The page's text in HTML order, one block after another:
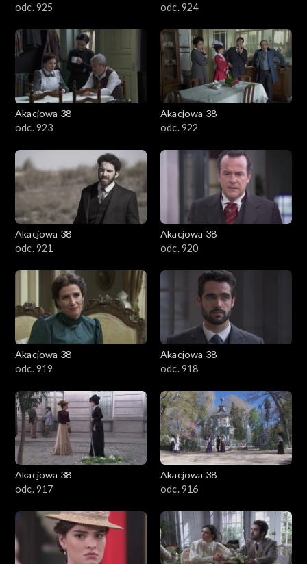
odc. 925
odc. 924
Akacjowa 38
odc. 923
Akacjowa 38
odc. 922
Akacjowa 38
odc. 921
Akacjowa 38
odc. 920
Akacjowa 38
odc. 919
Akacjowa 38
odc. 918
Akacjowa 38
odc. 917
Akacjowa 38
odc. 916